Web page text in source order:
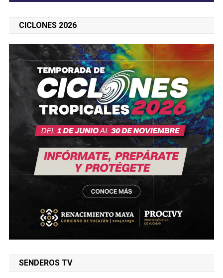
CICLONES 2026
SENDEROS TV